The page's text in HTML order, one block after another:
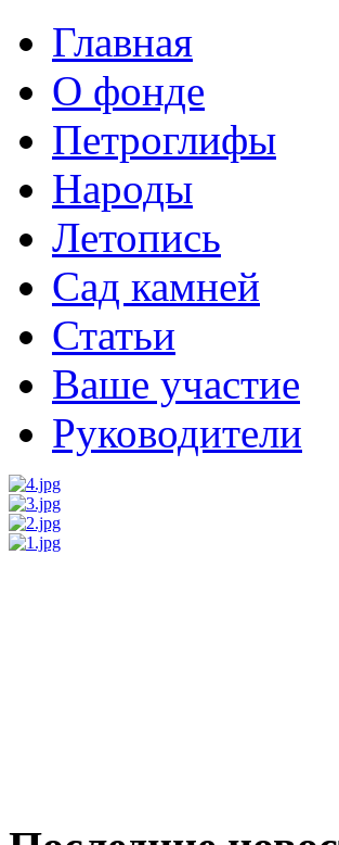
Главная
О фонде
Петроглифы
Народы
Летопись
Сад камней
Статьи
Ваше участие
Руководители